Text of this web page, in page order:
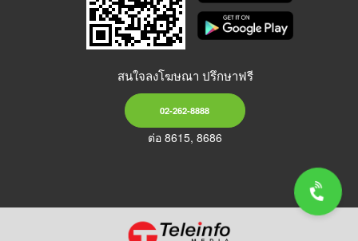
สนใจลงโฆษณา ปรึกษาฟรี
02-262-8888
ต่อ 8615, 8686